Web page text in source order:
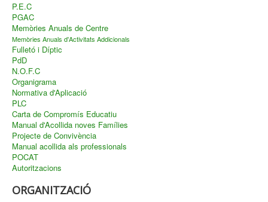
P.E.C
PGAC
Memòries Anuals de Centre
Memòries Anuals d'Activitats Addicionals
Fulletó i Díptic
PdD
N.O.F.C
Organigrama
Normativa d'Aplicació
PLC
Carta de Compromís Educatiu
Manual d'Acollida noves Famílies
Projecte de Convivència
Manual acollida als professionals
POCAT
Autoritzacions
ORGANITZACIÓ